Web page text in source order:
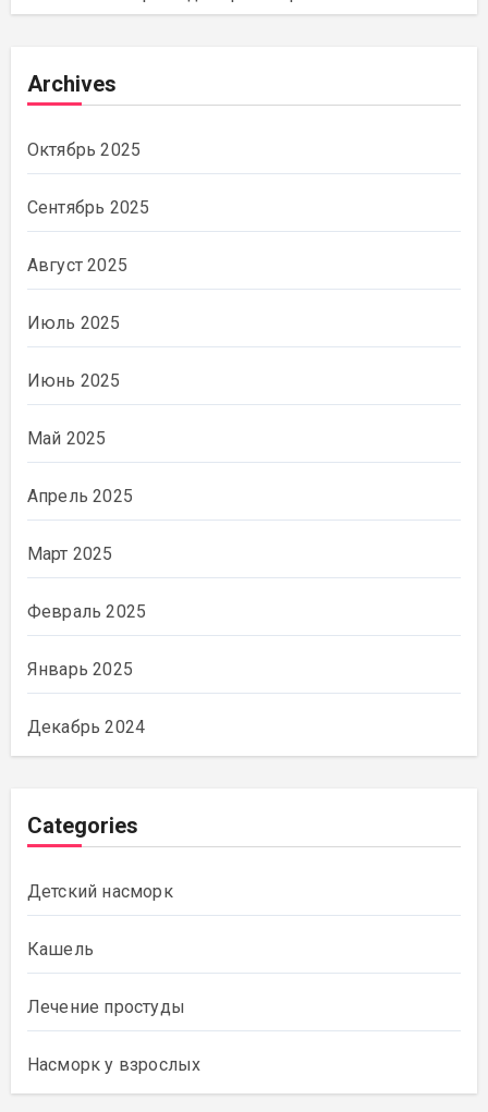
Archives
Октябрь 2025
Сентябрь 2025
Август 2025
Июль 2025
Июнь 2025
Май 2025
Апрель 2025
Март 2025
Февраль 2025
Январь 2025
Декабрь 2024
Categories
Детский насморк
Кашель
Лечение простуды
Насморк у взрослых